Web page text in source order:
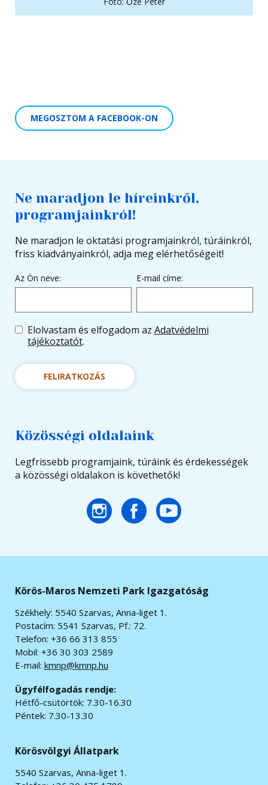
MEGOSZTOM A FACEBOOK-ON
Ne maradjon le híreinkről,
programjainkról!
Ne maradjon le oktatási programjainkról, túráinkról,
friss kiadványainkról, adja meg elérhetőségeit!
Az Ön neve: E-mail címe:
Elolvastam és elfogadom az Adatvédelmi
tájékoztatót.
FELIRATKOZÁS
Közösségi oldalaink
Legfrissebb programjaink, túráink és érdekességek
a közösségi oldalakon is követhetők!
Körös-Maros Nemzeti Park Igazgatóság
Székhely: 5540 Szarvas, Anna-liget 1.
Postacím: 5541 Szarvas, Pf.: 72.
Telefon: +36 66 313 855
Mobil: +36 30 303 2589
E-mail: kmnp@kmnp.hu
Ügyfélfogadás rendje:
Hétfő-csütörtök: 7.30-16.30
Péntek: 7.30-13.30
Körösvölgyi Állatpark
5540 Szarvas, Anna-liget 1.